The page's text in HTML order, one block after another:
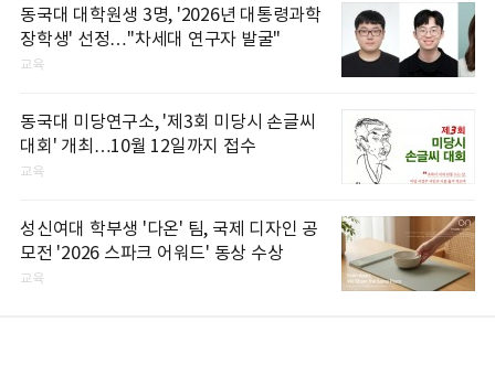
동국대 대학원생 3명, '2026년 대통령과학
장학생' 선정…"차세대 연구자 발굴"
교육
동국대 미당연구소, '제3회 미당시 손글씨
대회' 개최…10월 12일까지 접수
교육
성신여대 학부생 '다온' 팀, 국제 디자인 공
모전 '2026 스파크 어워드' 동상 수상
교육